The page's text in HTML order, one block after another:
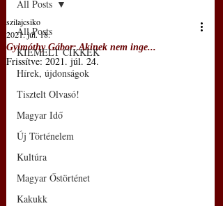
All Posts
KIEMELT CIKKEK
Hírek, újdonságok
Tisztelt Olvasó!
Magyar Idő
Új Történelem
Kultúra
Magyar Őstörténet
Kakukk
All Posts
Gyimóthy Gábor: Akinek nem inge...
szilajcsiko
2021. júl. 18.
Frissítve: 2021. júl. 24.